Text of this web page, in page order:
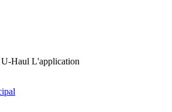
U-Haul L'application